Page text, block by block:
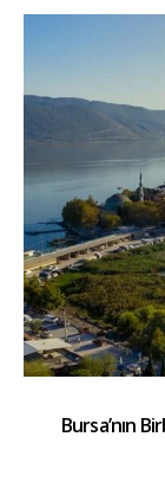
Bursa’nın